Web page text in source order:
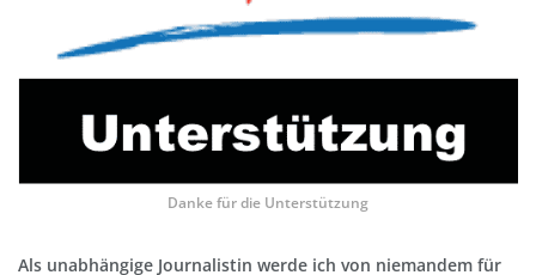
Danke für die Unterstützung
Als unabhängige Journalistin werde ich von niemandem für